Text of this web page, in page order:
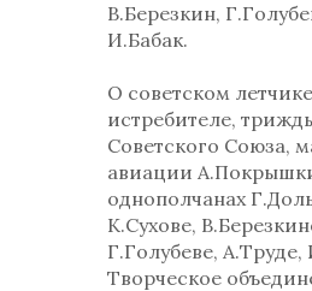
В.Березкин,
И.Бабак.
О советском
истребителе,
Советского Союза,
авиации
однополчанах
К.Сухове,
Г.Голубеве, А.Труде,
Творческое